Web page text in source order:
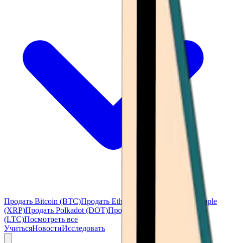
Продать Bitcoin (BTC)Продать Ethereum (ETH)
Продать Ripple
(XRP)Продать Polkadot (DOT)Продать Litecoin
(LTC)Посмотреть все
УчитьсяНовостиИсследовать